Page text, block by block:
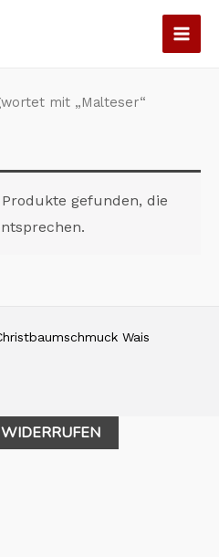
mit „Malteser“
gefunden, die
Wais